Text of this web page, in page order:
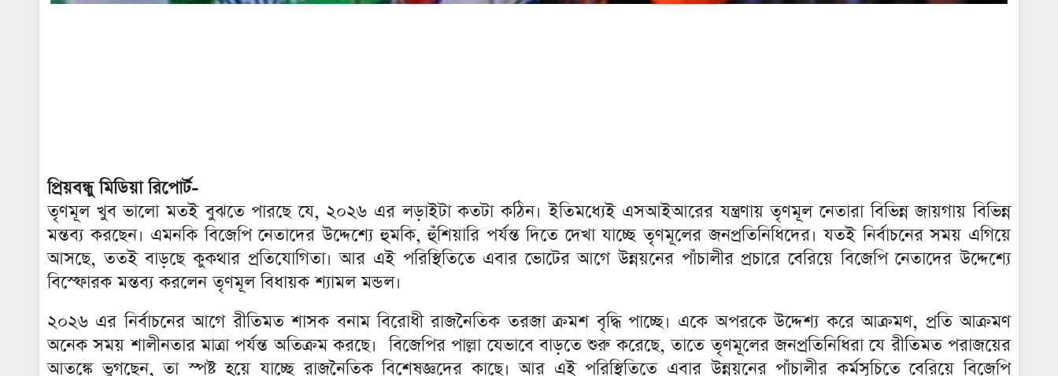
প্রিয়বন্ধু মিডিয়া রিপোর্ট-
তৃণমূল খুব ভালো মতই বুঝতে পারছে যে, ২০২৬ এর লড়াইটা কতটা কঠিন। ইতিমধ্যেই এসআইআরের যন্ত্রণায় তৃণমূল নেতারা বিভিন্ন জায়গায় বিভিন্ন
মন্তব্য করছেন। এমনকি বিজেপি নেতাদের উদ্দেশ্যে হুমকি, হুঁশিয়ারি পর্যন্ত দিতে দেখা যাচ্ছে তৃণমূলের জনপ্রতিনিধিদের। যতই নির্বাচনের সময় এগিয়ে
আসছে, ততই বাড়ছে কুকথার প্রতিযোগিতা। আর এই পরিস্থিতিতে এবার ভোটের আগে উন্নয়নের পাঁচালীর প্রচারে বেরিয়ে বিজেপি নেতাদের উদ্দেশ্যে
বিস্ফোরক মন্তব্য করলেন তৃণমূল বিধায়ক শ্যামল মন্ডল।
২০২৬ এর নির্বাচনের আগে রীতিমত শাসক বনাম বিরোধী রাজনৈতিক তরজা ক্রমশ বৃদ্ধি পাচ্ছে। একে অপরকে উদ্দেশ্য করে আক্রমণ, প্রতি আক্রমণ
অনেক সময় শালীনতার মাত্রা পর্যন্ত অতিক্রম করছে। ‌ বিজেপির পাল্লা যেভাবে বাড়তে শুরু করেছে, তাতে তৃণমূলের জনপ্রতিনিধিরা যে রীতিমত পরাজয়ের
আতঙ্কে ভুগছেন, তা স্পষ্ট হয়ে যাচ্ছে রাজনৈতিক বিশেষজ্ঞদের কাছে। আর এই পরিস্থিতিতে এবার উন্নয়নের পাঁচালীর কর্মসূচিতে বেরিয়ে বিজেপি